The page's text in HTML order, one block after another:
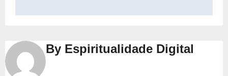
By Espiritualidade Digital